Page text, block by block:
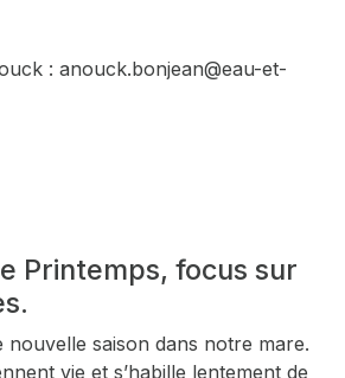
: anouck.bonjean@eau-et-
Printemps, focus sur
nouvelle saison dans notre mare.
vie et s’habille lentement de